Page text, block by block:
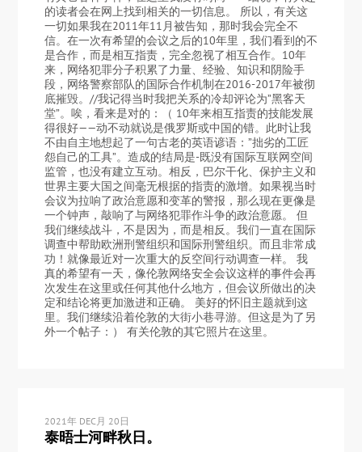
的读者会在网上找到相关的一切信息。 所以，有关这
一切如果我在2011年11月被告知，那时我会完全不
信。在一次有希望的会议之后的10年里，我们看到的不
是合作，而是相互指责，完全忽视了相互合作。10年
来，网络犯罪分子积累了力量、经验、知识和阴险手
段，网络警察部队的国际合作机制在2016-2017年被彻
底摧毁。//我记得当时我把关系的冷却评论为”黑客天
堂”。唉，看来是对的：（ 10年来相互指责的技能发展
得很好——动不动就说是俄罗斯或中国的错。此时让我
不由自主地想起了一句古老的英语谚语：”拙劣的工匠
怨自己的工具”。造成的结局是-既没有国际互联网空间
监管，也没有建立互动。相反，巴尔干化、保护主义和
世界主要大国之间毫无根据的指责的激增。如果视当时
会议为拉响了政治意愿和变革的警报，那么现在更像是
一个钟声，敲响了与网络犯罪作斗争的政治意愿。 但
我们继续战斗，不是因为，而是相反。我们一直在国际
调查中帮助欧洲刑警组织和国际刑警组织。而且非常成
功！就像最近对一次重大的反空间行动调查一样。 我
真的希望有一天，像伦敦网络安全会议这样的事件会再
次发生在这里或任何其他什么地方，但会议所做出的决
定和结论将更加激进和正确。 美好的怀旧主题就到这
里。我们继续沿着伦敦的大街小巷寻游。但这是为了另
外一个帖子：） 有关伦敦的其它照片在这里。
2021年 DEC月 20日
泰晤士河畔秋日。